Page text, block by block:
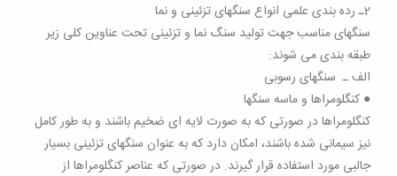
2ـ رده بندی علمی انواع سنگهای تزئینی و نما
سنگهای مناسب جهت تولید سنگ نما و تزئینی تحت عناوین کلی زیر
طبقه بندی می شوند:
الف ـ سنگهای رسوبی
● کنگلومراها و ماسه سنگها
کنگلومراها در صورتی که به صورت لایه ای ضخیم باشند و به طور کامل
نیز سیمانی شده باشند، امکان دارد که به عنوان سنگهای تزئینی بسیار
جالبی مورد استفاده قرار گیرند. در صورتی که عناصر کنگلومراها از